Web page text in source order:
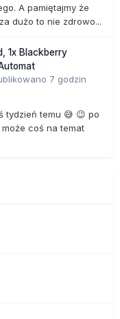
A pamiętajmy że
dużo to nie zdrowo...
1x Blackberry
7 godzin
tydzień temu 😅 😉 po
coś na temat